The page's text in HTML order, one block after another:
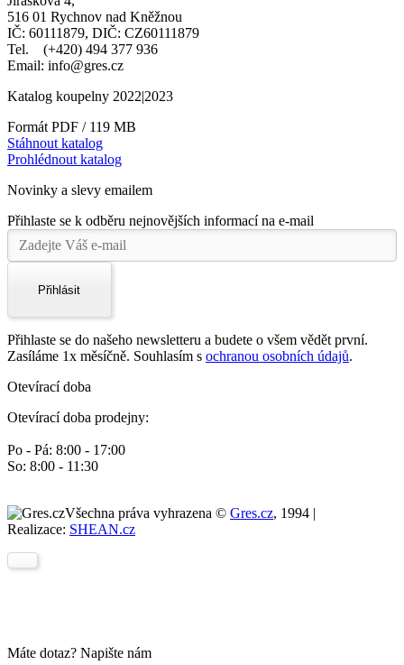
516 01 Rychnov nad Kněžnou
IČ: 60111879, DIČ: CZ60111879
Tel. (+420) 494 377 936
Email: info@gres.cz
Katalog koupelny 2022|2023
Formát PDF / 119 MB
Stáhnout katalog
Prohlédnout katalog
Novinky a slevy emailem
Přihlaste se k odběru nejnovějších informací na e-mail
Přihlásit
Přihlaste se do našeho newsletteru a budete o všem vědět první.
Zasíláme 1x měsíčně. Souhlasím s ochranou osobních údajů.
Otevírací doba
Otevírací doba prodejny:
Po - Pá: 8:00 - 17:00
So: 8:00 - 11:30
Všechna práva vyhrazena © Gres.cz, 1994 |
Realizace: SHEAN.cz
Máte dotaz? Napište nám